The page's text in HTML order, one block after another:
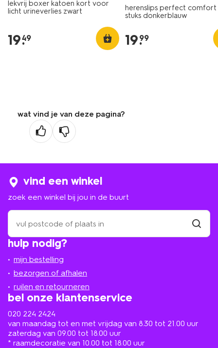
lekvrij boxer katoen kort voor
licht urineverlies zwart
19.
49
herenslips perfect
stuks donkerblauw
19.
99
wat vind je van deze pagina?
hulp nodig?
mijn bestelling
bezorgen of afhalen
ruilen en retourneren
bel onze klantenservice
020 224 2424
van maandag tot en met vrijdag van 8.30 tot 21.00 uur
zaterdag van 09.00 tot 18.00 uur
* raamdecoratie van 10.00 tot 18.00 uur
vind een winkel
zoek een winkel bij jou in de buurt
zoek
een
winkel
bij
in
de
buurt